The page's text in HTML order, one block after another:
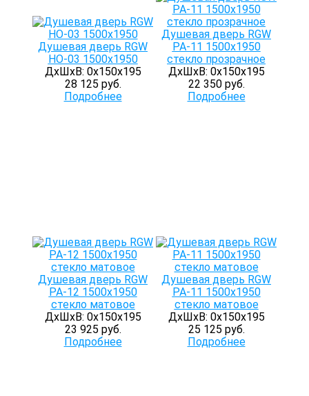
Душевая дверь RGW
HO-03 1500x1950
ДхШхВ: 0х150х195
28 125 руб.
Подробнее
Душевая дверь RGW
РА-11 1500х1950
стекло прозрачное
ДхШхВ: 0х150х195
22 350 руб.
Подробнее
Душевая дверь RGW
PA-12 1500х1950
стекло матовое
ДхШхВ: 0х150х195
23 925 руб.
Подробнее
Душевая дверь RGW
РА-11 1500х1950
стекло матовое
ДхШхВ: 0х150х195
25 125 руб.
Подробнее